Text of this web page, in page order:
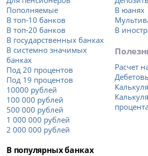
Пополняемые
В топ-10 банков
В топ-20 банков
В государственных банках
В системно значимых
банках
Под 20 процентов
Под 19 процентов
10000 рублей
100 000 рублей
500 000 рублей
1 000 000 рублей
2 000 000 рублей
В юанях
В
Расчет
В популярных банках